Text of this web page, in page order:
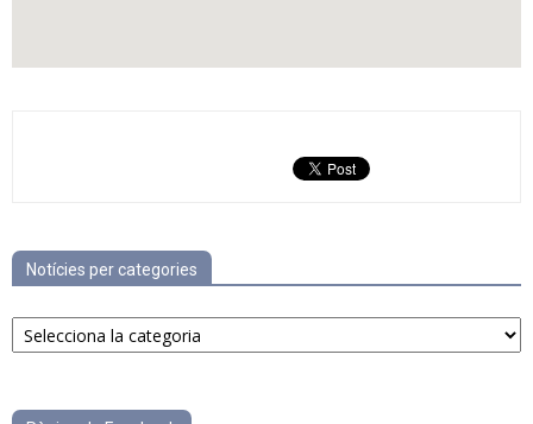
Notícies per categories
Notícies
per